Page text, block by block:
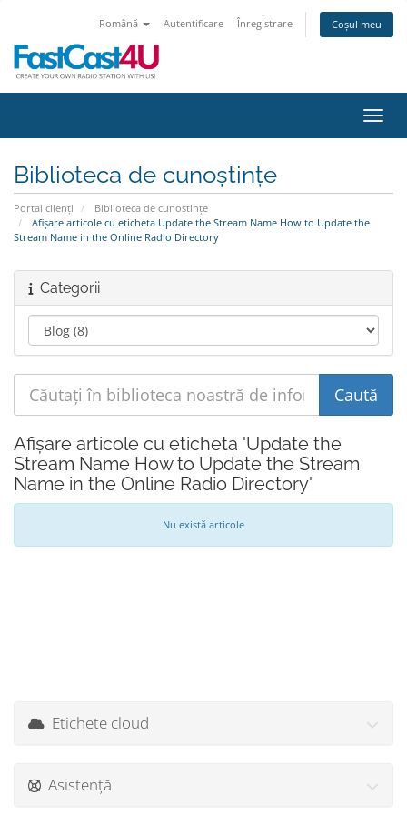
Română Autentificare Înregistrare Coșul meu
Biblioteca de cunoștințe
Portal clienți
Biblioteca de cunoștințe
Afișare articole cu eticheta Update the Stream Name How to Update the
Stream Name in the Online Radio Directory
Categorii
Afișare articole cu eticheta 'Update the
Stream Name How to Update the Stream
Name in the Online Radio Directory'
Nu există articole
Etichete cloud
Asistență